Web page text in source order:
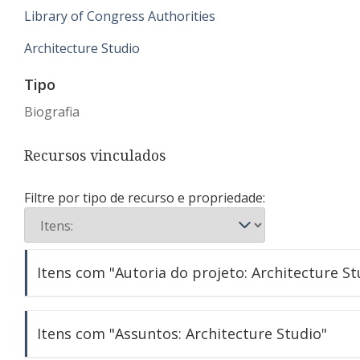
Library of Congress Authorities
Architecture Studio
Tipo
Biografia
Recursos vinculados
Filtre por tipo de recurso e propriedade:
Itens com "Autoria do projeto: Architecture
Itens com "Assuntos: Architecture Studio"